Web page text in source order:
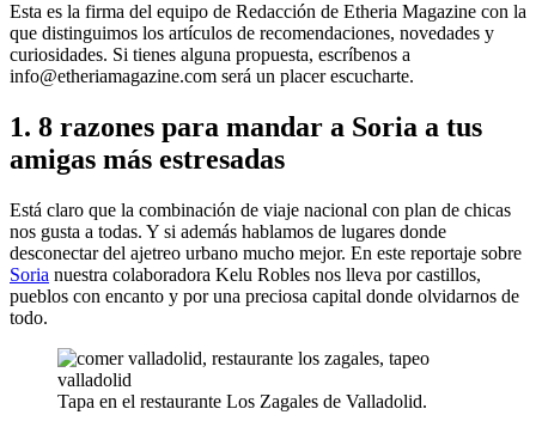
Esta es la firma del equipo de Redacción de Etheria Magazine con la
que distinguimos los artículos de recomendaciones, novedades y
curiosidades. Si tienes alguna propuesta, escríbenos a
info@etheriamagazine.com será un placer escucharte.
1. 8 razones para mandar a Soria a tus
amigas más estresadas
Está claro que la combinación de viaje nacional con plan de chicas
nos gusta a todas. Y si además hablamos de lugares donde
desconectar del ajetreo urbano mucho mejor. En este reportaje sobre
Soria nuestra colaboradora Kelu Robles nos lleva por castillos,
pueblos con encanto y por una preciosa capital donde olvidarnos de
todo.
Tapa en el restaurante Los Zagales de Valladolid.